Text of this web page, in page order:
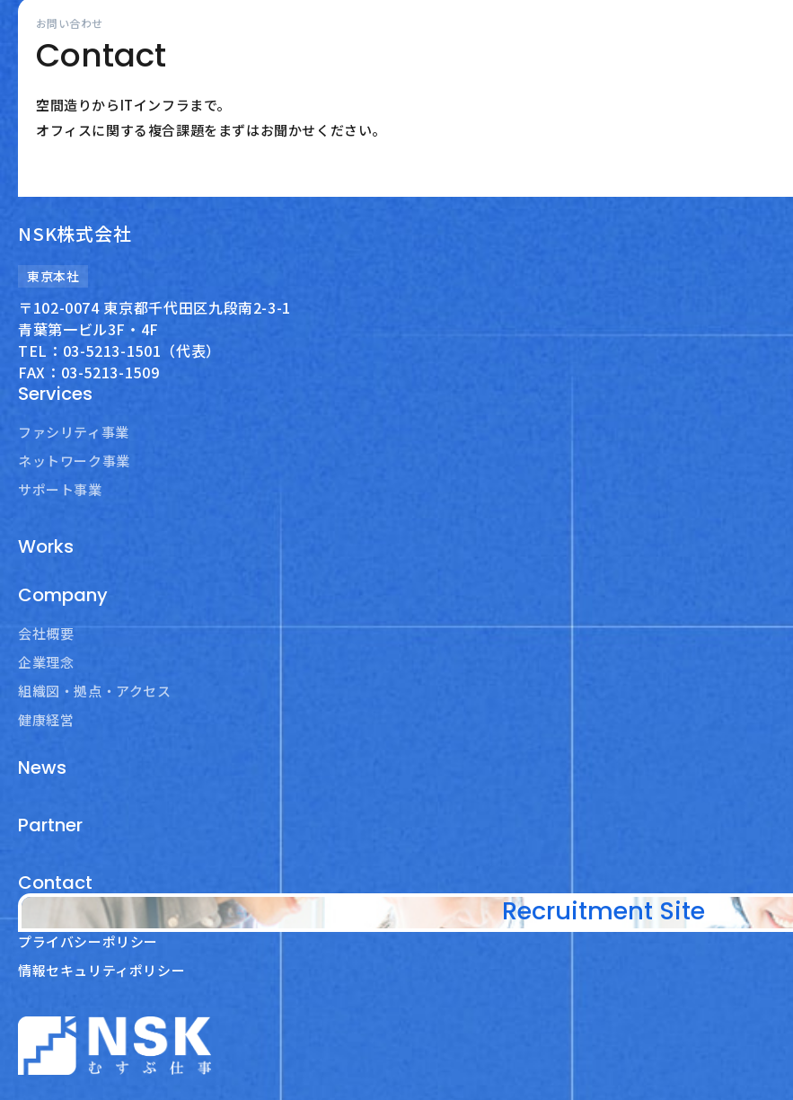
お問い合わせ
Contact
空間造りからITインフラまで。
オフィスに関する複合課題をまずはお聞かせください。
NSK株式会社
東京本社
〒102-0074 東京都千代田区九段南2-3-1
青葉第一ビル3F・4F
TEL：03-5213-1501（代表）
FAX：03-5213-1509
Services
ファシリティ事業
ネットワーク事業
サポート事業
Works
Company
会社概要
企業理念
組織図・拠点・アクセス
健康経営
News
Partner
Contact
Recruitment Site
プライバシーポリシー
情報セキュリティポリシー